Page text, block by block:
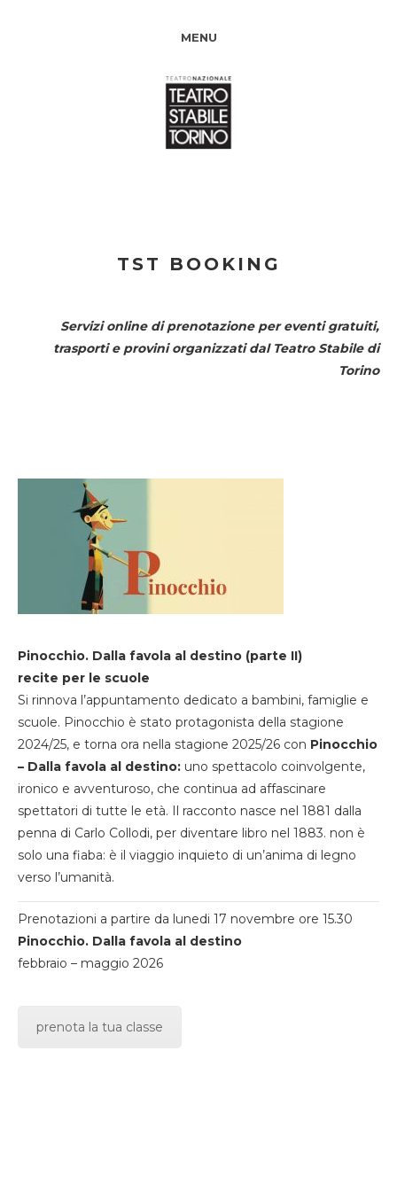
MENU
TST BOOKING
Servizi online di prenotazione per eventi gratuiti,
trasporti e provini organizzati dal Teatro Stabile di
Torino
Pinocchio. Dalla favola al destino (parte II)
recite per le scuole
Si rinnova l’appuntamento dedicato a bambini, famiglie e
scuole. Pinocchio è stato protagonista della stagione
2024/25, e torna ora nella stagione 2025/26 con Pinocchio
– Dalla favola al destino: uno spettacolo coinvolgente,
ironico e avventuroso, che continua ad affascinare
spettatori di tutte le età. Il racconto nasce nel 1881 dalla
penna di Carlo Collodi, per diventare libro nel 1883. non è
solo una fiaba: è il viaggio inquieto di un’anima di legno
verso l’umanità.
Prenotazioni a partire da lunedi 17 novembre ore 15.30
Pinocchio. Dalla favola al destino
febbraio – maggio 2026
prenota la tua classe